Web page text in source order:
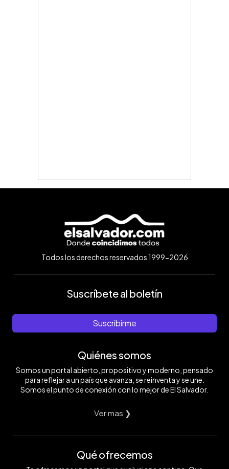
Todos los derechos reservados 1999-2026
Suscríbete al boletín
Suscribirme
Quiénes somos
Somos un portal abierto, propositivo y moderno, pensado
para reflejar a un país que avanza, se reinventa y se une.
Somos el punto de conexión con lo mejor de El Salvador.
Ver mas ❯
Qué ofrecemos